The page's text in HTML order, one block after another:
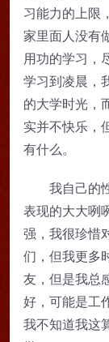
习能力的上限
家里面人没有
用功的学习，
学习到凌晨，
的大学时光，
实并不快乐，
有什么。
我自己的
表现的大大咧
强，我很珍惜
们，但我更多
友，但是我总
好，可能是工
我不知道我这